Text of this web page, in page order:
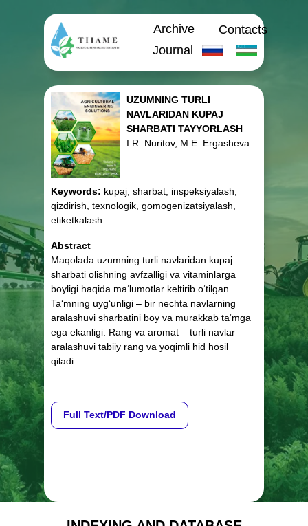
Archive
Journal
Contacts
Keywords: kupaj, sharbat, inspeksiyalash,
qizdirish, texnologik, gomogenizatsiyalash,
etiketkalash.
UZUMNING TURLI
NAVLARIDAN KUPAJ
SHARBATI TAYYORLASH
I.R. Nuritov, M.E. Ergasheva
Abstract
Maqolada uzumning turli navlaridan kupaj
sharbati olishning avfzalligi va vitaminlarga
boyligi haqida ma‘lumotlar keltirib o‘tilgan.
Ta‘mning uyg‘unligi – bir nechta navlarning
aralashuvi sharbatini boy va murakkab ta‘mga
ega ekanligi. Rang va aromat – turli navlar
aralashuvi tabiiy rang va yoqimli hid hosil
qiladi.
Full Text/PDF Download